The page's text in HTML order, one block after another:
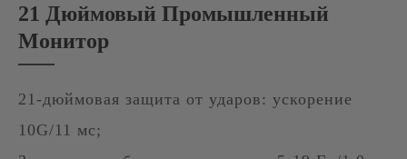
21 Дюймовый Промышленный
Монитор
21-дюймовая защита от ударов: ускорение
10G/11 мс;